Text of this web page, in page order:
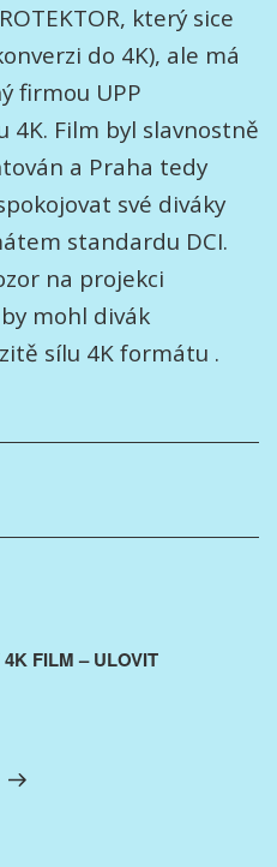
který sice
do 4K), ale má
firmou UPP
Film byl slavnostně
a Praha tedy
své diváky
standardu DCI.
na projekci
mohl divák
sílu 4K formátu .
FILM – ULOVIT